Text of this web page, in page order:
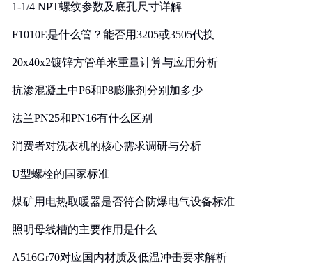
1-1/4 NPT螺纹参数及底孔尺寸详解
F1010E是什么管？能否用3205或3505代换
20x40x2镀锌方管单米重量计算与应用分析
抗渗混凝土中P6和P8膨胀剂分别加多少
法兰PN25和PN16有什么区别
消费者对洗衣机的核心需求调研与分析
U型螺栓的国家标准
煤矿用电热取暖器是否符合防爆电气设备标准
照明母线槽的主要作用是什么
A516Gr70对应国内材质及低温冲击要求解析